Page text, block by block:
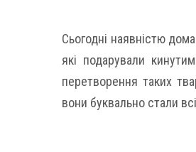
Сьогодні наявністю
які подарували
перетворення таких
вони буквально стали